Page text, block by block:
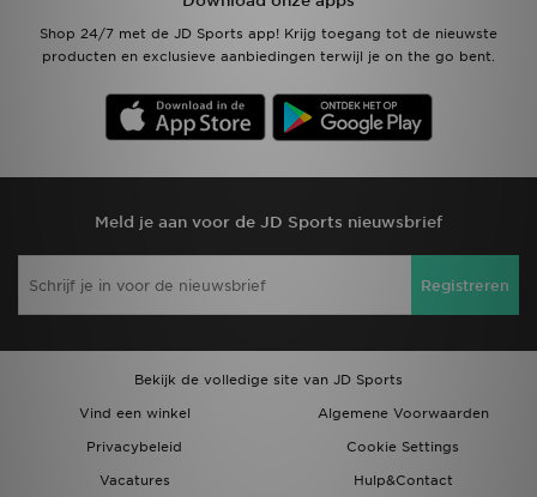
Shop 24/7 met de JD Sports app! Krijg toegang tot de nieuwste
producten en exclusieve aanbiedingen terwijl je on the go bent.
Meld je aan voor de JD Sports nieuwsbrief
Registreren
Bekijk de volledige site van JD Sports
Vind een winkel
Algemene Voorwaarden
Privacybeleid
Cookie Settings
Vacatures
Hulp&Contact